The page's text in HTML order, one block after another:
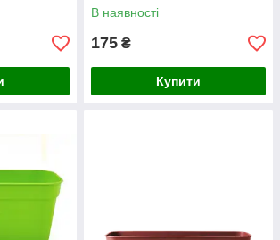
В наявності
175 ₴
Купити